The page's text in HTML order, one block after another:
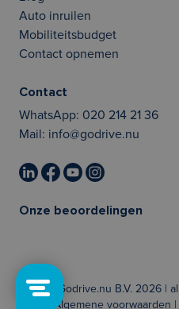
Auto inruilen
Mobiliteitsbudget
Contact opnemen
Contact
WhatsApp: 020 214 21 36
Mail: info@godrive.nu
Onze beoordelingen
© Godrive.nu B.V. 2026 |
Algemene voorwaarden